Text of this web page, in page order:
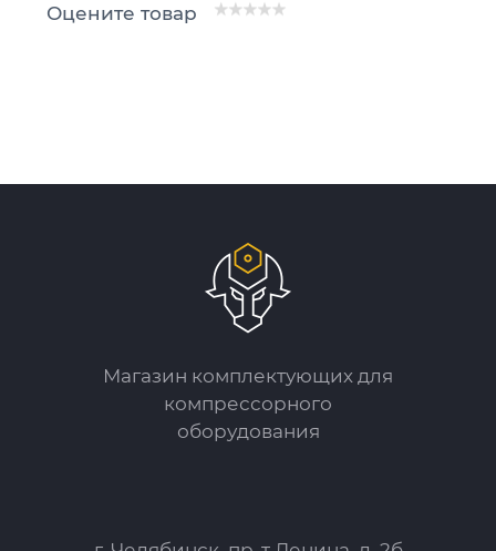
Оцените товар
Магазин комплектующих для
компрессорного
оборудования